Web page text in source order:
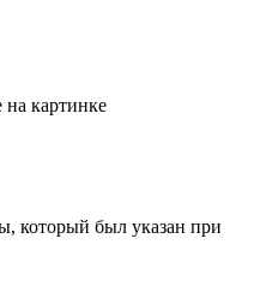
картинке
который был указан при